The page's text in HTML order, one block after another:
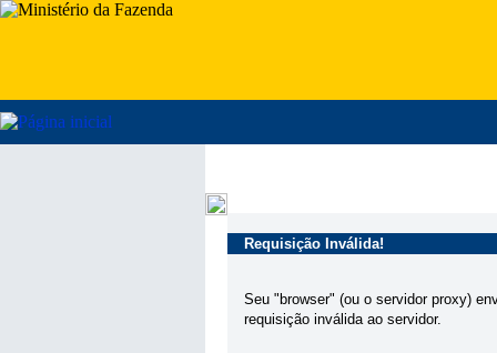
Requisição Inválida!
Seu "browser" (ou o servidor proxy)
requisição inválida ao servidor.